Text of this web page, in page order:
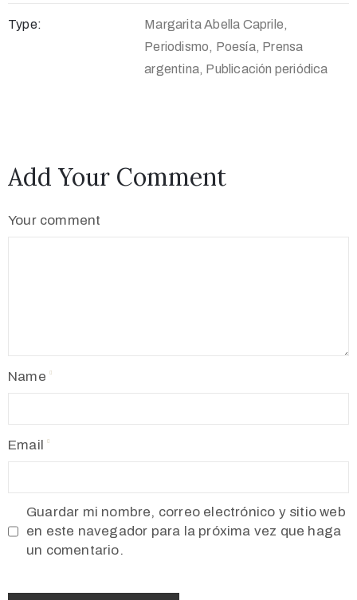
Type:
Margarita Abella Caprile,
Periodismo, Poesía, Prensa
argentina, Publicación periódica
Add Your Comment
Your comment
Name
Email
Guardar mi nombre, correo electrónico y sitio web
en este navegador para la próxima vez que haga
un comentario.